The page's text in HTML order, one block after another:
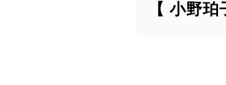
【 小野